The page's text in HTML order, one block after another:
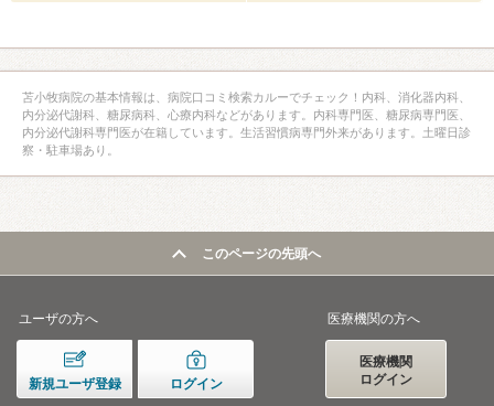
苫小牧病院の基本情報は、病院口コミ検索カルーでチェック！内科、消化器内科、
内分泌代謝科、糖尿病科、心療内科などがあります。内科専門医、糖尿病専門医、
内分泌代謝科専門医が在籍しています。生活習慣病専門外来があります。土曜日診
察・駐車場あり。
このページの先頭へ
ユーザの方へ
新規ユーザ登録 ログイン
医療機関の方へ
医療機関
ログイン